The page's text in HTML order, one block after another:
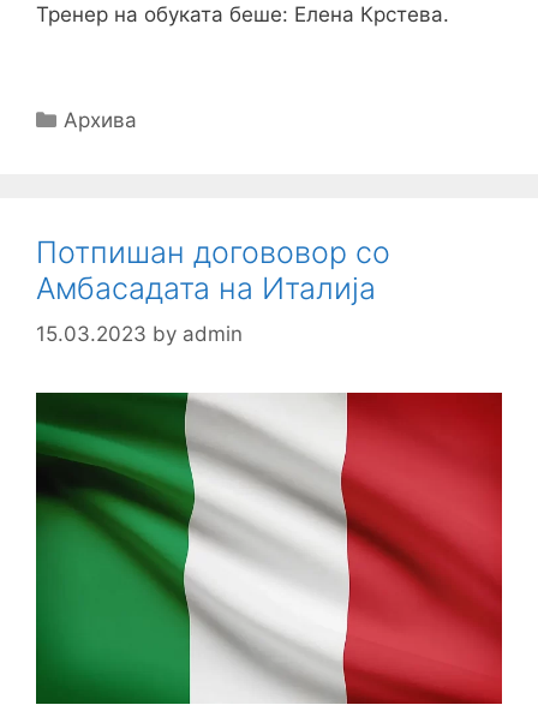
Тренер на обуката беше: Елена Крстева.
Categories
Архива
Потпишан догововор со
Амбасадата на Италија
15.03.2023 by admin